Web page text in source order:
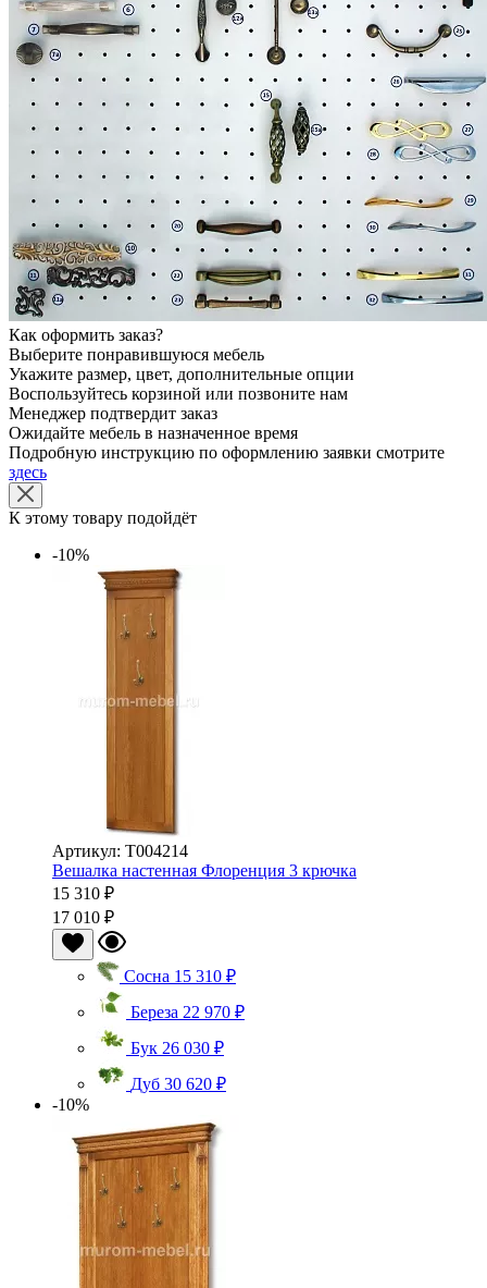
Как оформить заказ?
Выберите понравившуюся мебель
Укажите размер, цвет, дополнительные опции
Воспользуйтесь корзиной или позвоните нам
Менеджер подтвердит заказ
Ожидайте мебель в назначенное время
Подробную инструкцию по оформлению заявки смотрите
здесь
К этому товару подойдёт
-10%
Артикул: Т004214
Вешалка настенная Флоренция 3 крючка
15 310 ₽
17 010 ₽
Сосна 15 310 ₽
Береза 22 970 ₽
Бук 26 030 ₽
Дуб 30 620 ₽
-10%